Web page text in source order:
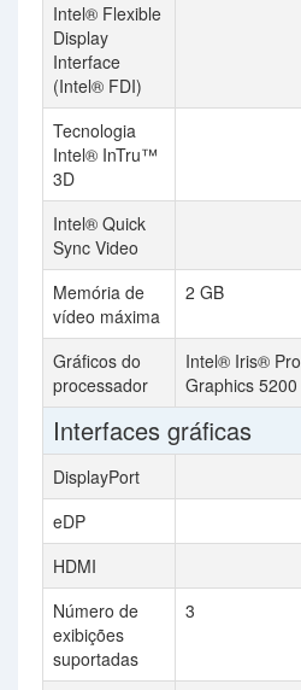
Intel® Flexible
Display
Interface
(Intel® FDI)
Tecnologia
Intel® InTru™
3D
Intel® Quick
Sync Video
Memória de
vídeo máxima
2 GB
Gráficos do
processador
Intel® Iris® Pro
Graphics 5200
Interfaces gráficas
DisplayPort
eDP
HDMI
Número de
exibições
suportadas
3